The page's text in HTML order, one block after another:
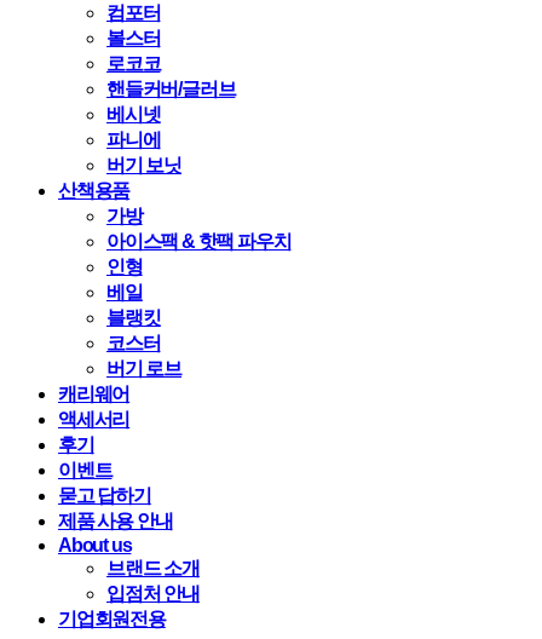
컴포터
볼스터
로코코
핸들커버/글러브
베시넷
파니에
버기 보닛
산책용품
가방
아이스팩 & 핫팩 파우치
인형
베일
블랭킷
코스터
버기 로브
캐리웨어
액세서리
후기
이벤트
묻고 답하기
제품 사용 안내
About us
브랜드 소개
입점처 안내
기업회원전용